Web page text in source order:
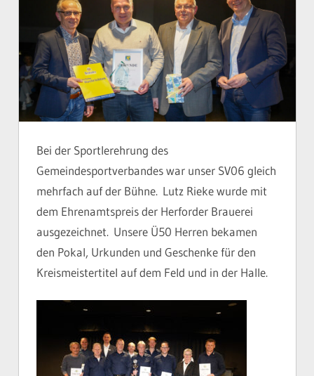
Bei der Sportlerehrung des
Gemeindesportverbandes war unser SV06 gleich
mehrfach auf der Bühne. Lutz Rieke wurde mit
dem Ehrenamtspreis der Herforder Brauerei
ausgezeichnet. Unsere Ü50 Herren bekamen
den Pokal, Urkunden und Geschenke für den
Kreismeistertitel auf dem Feld und in der Halle.